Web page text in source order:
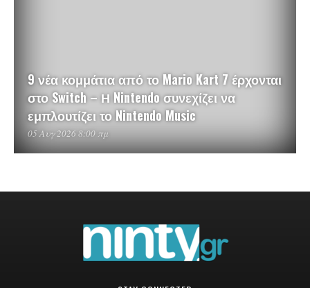
9 νέα κομμάτια από το Mario Kart 7 έρχονται
στο Switch – Η Nintendo συνεχίζει να
εμπλουτίζει το Nintendo Music
05 Αυγ 2026 8:00 πμ